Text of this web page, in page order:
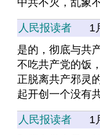
中共不灭，乱象
人民报读者 1
是的，彻底与共
不吃共产党的饭
正脱离共产邪灵
起开创一个没有
人民报读者 1